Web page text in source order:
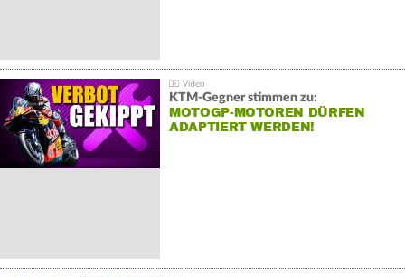
KTM-Gegner stimmen zu:
MOTOGP-MOTOREN DÜRFEN
ADAPTIERT WERDEN!